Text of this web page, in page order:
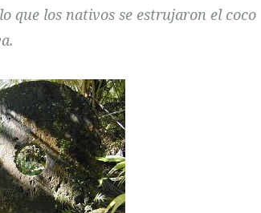
que los nativos se estrujaron el coco